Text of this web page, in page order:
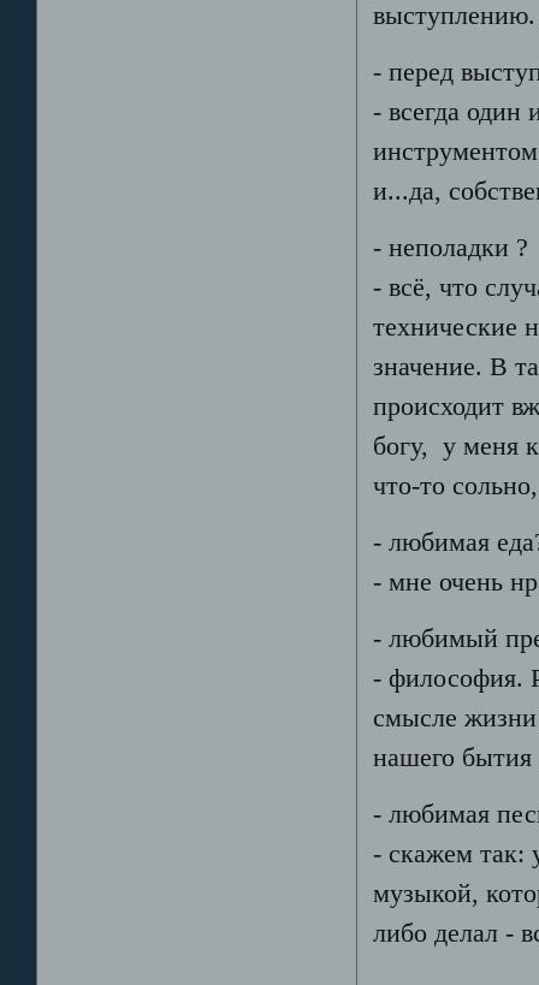
выступлению.
- перед
- всегда один
и...да,
- неполадки ?
- всё, что
технические
значение. В
происходит
богу, у меня
что-то
- любимая
- мне очень
- любимый
- философия.
смысле
нашего бытия
- любимая
- скажем так:
музыкой,
либо делал -